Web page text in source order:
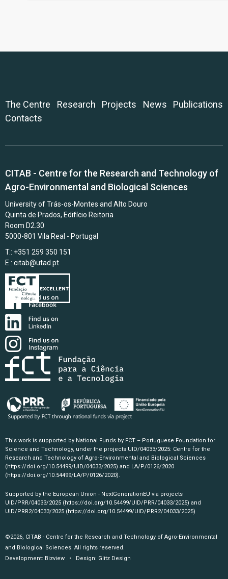
The Centre Research Projects News
Publications
Contacts
CITAB - Centre for the Research and Technology of
Agro-Environmental and Biological Sciences
University of Trás-os-Montes and Alto Douro
Quinta de Prados, Edifício Reitoria
Room D2.30
5000-801 Vila Real - Portugal
T.: +351 259 350 151
E.: citab@utad.pt
This work is supported by National Funds by FCT – Portuguese Foundation for
Science and Technology, under the projects UID/04033/2025: Centre for the
Research and Technology of Agro-Environmental and Biological Sciences
(https://doi.org/10.54499/UID/04033/2025) and LA/P/0126/2020
(https://doi.org/10.54499/LA/P/0126/2020).
Supported by the European Union - NextGenerationEU via projects
UID/PRR/04033/2025 (https://doi.org/10.54499/UID/PRR/04033/2025) and
UID/PRR2/04033/2025 (https://doi.org/10.54499/UID/PRR2/04033/2025)
©2026, CITAB - Centre for the Research and Technology of Agro-Environmental
and Biological Sciences. All rights reserved.
Development: Bizview • Design: Glitz Design